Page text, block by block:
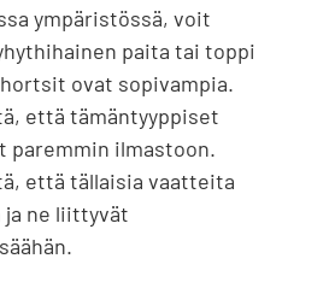
ympäristössä, voit
paita tai toppi
ovat sopivampia.
että tämäntyyppiset
paremmin ilmastoon.
että tällaisia ​​vaatteita
ja ne liittyvät